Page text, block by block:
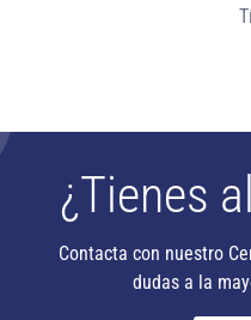
¿Tienes
Contacta con nuestro
dudas a la